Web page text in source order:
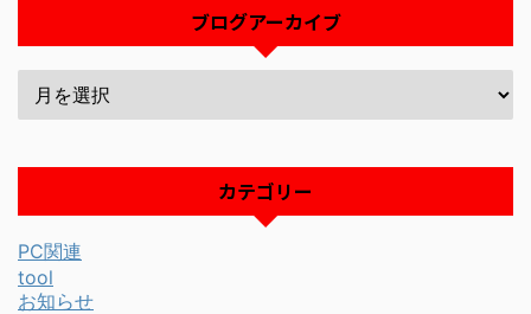
ブログアーカイブ
カテゴリー
PC関連
tool
お知らせ